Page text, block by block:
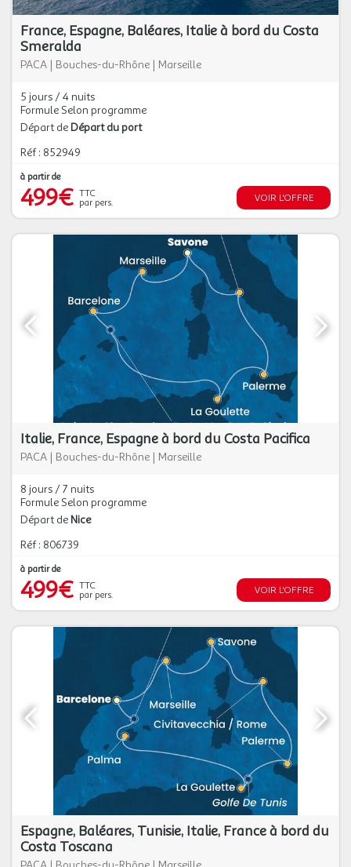
France, Espagne, Baléares, Italie à bord du Costa
Smeralda
PACA | Bouches-du-Rhône | Marseille
5 jours / 4 nuits
Formule Selon programme
Départ de Départ du port
Réf : 852949
à partir de
499€ TTC
par pers.
VOIR L'OFFRE
Italie, France, Espagne à bord du Costa Pacifica
PACA | Bouches-du-Rhône | Marseille
8 jours / 7 nuits
Formule Selon programme
Départ de Nice
Réf : 806739
à partir de
499€ TTC
par pers.
VOIR L'OFFRE
Espagne, Baléares, Tunisie, Italie, France à bord du
Costa Toscana